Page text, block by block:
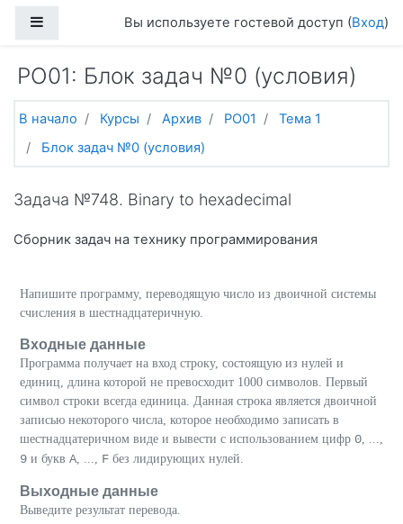
Боковая панельВы используете гостевой доступ (Вход)
PO01: Блок задач №0 (условия)
В начало Курсы Архив PO01
Тема 1
Блок задач №0 (условия)
Задача №748. Binary to hexadecimal
Сборник задач на технику программирования
Напишите программу, переводящую число из двоичной системы
счисления в шестнадцатеричную.
Входные данные
Программа получает на вход строку, состоящую из нулей и
единиц, длина которой не превосходит 1000 символов. Первый
символ строки всегда единица. Данная строка является двоичной
записью некоторого числа, которое необходимо записать в
шестнадцатеричном виде и вывести с использованием цифр 0, ...,
9 и букв A, ..., F без лидирующих нулей.
Выходные данные
Выведите результат перевода.